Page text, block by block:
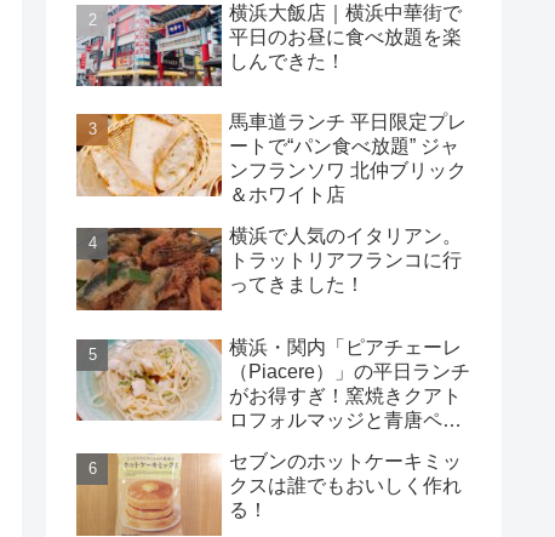
横浜大飯店｜横浜中華街で
平日のお昼に食べ放題を楽
しんできた！
馬車道ランチ 平日限定プレ
ートで“パン食べ放題” ジャ
ンフランソワ 北仲ブリック
＆ホワイト店
横浜で人気のイタリアン。
トラットリアフランコに行
ってきました！
横浜・関内「ピアチェーレ
（Piacere）」の平日ランチ
がお得すぎ！窯焼きクアト
ロフォルマッジと青唐ペペ
セブンのホットケーキミッ
クスは誰でもおいしく作れ
る！